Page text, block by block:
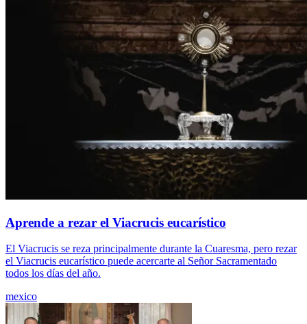
Aprende a rezar el Viacrucis eucarístico
El Viacrucis se reza principalmente durante la Cuaresma, pero rezar
el Viacrucis eucarístico puede acercarte al Señor Sacramentado
todos los días del año.
mexico